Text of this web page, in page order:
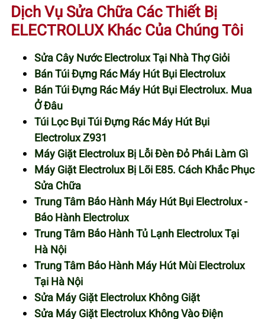
Dịch Vụ Sửa Chữa Các Thiết Bị
ELECTROLUX Khác Của Chúng Tôi
Sửa Cây Nước Electrolux Tại Nhà Thợ Giỏi
Bán Túi Đựng Rác Máy Hút Bụi Electrolux
Bán Túi Đựng Rác Máy Hút Bụi Electrolux. Mua
Ở Đâu
Túi Lọc Bụi Túi Đựng Rác Máy Hút Bụi
Electrolux Z931
Máy Giặt Electrolux Bị Lỗi Đèn Đỏ Phải Làm Gì
Máy Giặt Electrolux Bị Lõi E85. Cách Khắc Phục
Sửa Chữa
Trung Tâm Bảo Hành Máy Hút Bụi Electrolux -
Bảo Hành Electrolux
Trung Tâm Bảo Hành Tủ Lạnh Electrolux Tại
Hà Nội
Trung Tâm Bảo Hành Máy Hút Mùi Electrolux
Tại Hà Nội
Sửa Máy Giặt Electrolux Không Giặt
Sửa Máy Giặt Electrolux Không Vào Điện